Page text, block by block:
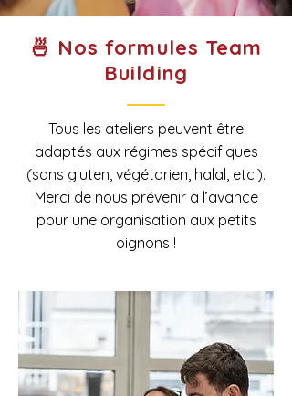
🍜 Nos formules Team
Building
Tous les ateliers peuvent être
adaptés aux régimes spécifiques
(sans gluten, végétarien, halal, etc.).
Merci de nous prévenir à l’avance
pour une organisation aux petits
oignons !